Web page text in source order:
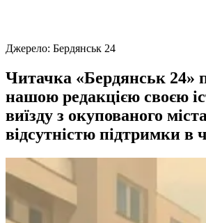
Джерело: Бердянськ 24
Читачка «Бердянськ 24»
нашою редакцією своєю
виїзду з окупованого
відсутністю підтримки в